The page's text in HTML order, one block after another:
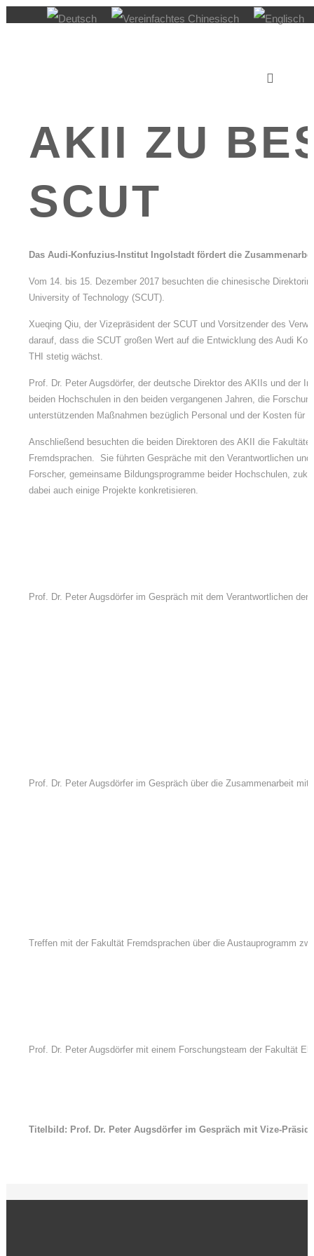
Veranstaltungen Kultur
AKII ZU
SCUT
Das Audi-Konfuzius-Institut Ingolstadt fördert die
Vom 14. bis 15. Dezember 2017 besuchten die chinesische
University of Technology (SCUT).
Xueqing Qiu, der Vizepräsident der SCUT und Vorsitzender des
darauf, dass die SCUT großen Wert auf die Entwicklung des Audi
THI stetig wächst.
Prof. Dr. Peter Augsdörfer, der deutsche Direktor des AKIIs und der
beiden Hochschulen in den beiden vergangenen Jahren, die
unterstützenden Maßnahmen bezüglich Personal und der Kosten für
Anschließend besuchten die beiden Direktoren des AKII die
Fremdsprachen. Sie führten Gespräche mit den Verantwortlichen
Forscher, gemeinsame Bildungsprogramme beider Hochschulen,
dabei auch einige Projekte konkretisieren.
Prof. Dr. Peter Augsdörfer im Gespräch mit dem Verantwortlichen
Prof. Dr. Peter Augsdörfer im Gespräch über die Zusammenarbeit
Treffen mit der Fakultät Fremdsprachen über die Austauprogramm
Prof. Dr. Peter Augsdörfer mit einem Forschungsteam der Fakultät
Titelbild: Prof. Dr. Peter Augsdörfer im Gespräch mit Vize-